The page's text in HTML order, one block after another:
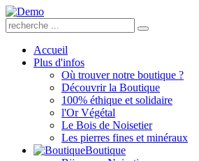
Accueil
Plus d'infos
Où trouver notre boutique ?
Découvrir la Boutique
100% éthique et solidaire
l'Or Végétal
Le Bois de Noisetier
Les pierres fines et minéraux
Boutique